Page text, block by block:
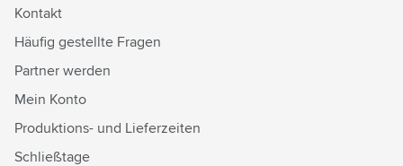
Kontakt
Häufig gestellte Fragen
Partner werden
Mein Konto
Produktions- und Lieferzeiten
Schließtage